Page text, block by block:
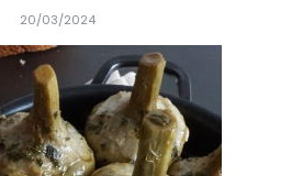
A NUESTRA AVENTURA GASTRON
20/03/2024